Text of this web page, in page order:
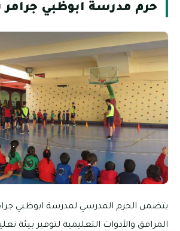
حرم مدرسة ابوظبي
يتضمن الحرم المدرسي لمدرسة ابوظبي
المرافق والأدوات التعليمية لتوفير بيئة